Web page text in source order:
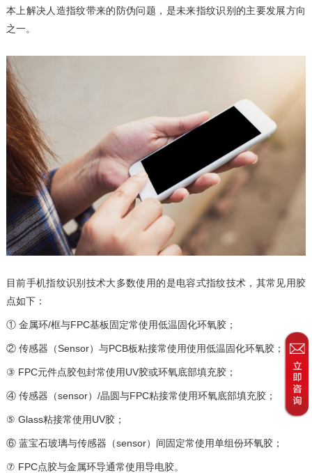
本上解决人造指纹带来的防伪问题，是未来指纹识别的主要发展方向
之一。
目前手机指纹识别技术大多数使用的是电容式指纹技术，其常见用胶
点如下：
① 金属环/框与FPC基板固定常使用低温固化环氧胶；
② 传感器（Sensor）与PCB板粘接常使用使用低温固化环氧胶；
③ FPC元件点胶包封常使用UV胶或环氧底部填充胶；
④ 传感器（sensor）/晶圆与FPC粘接常使用环氧底部填充胶；
⑤ Glass粘接常使用UV胶；
⑥ 蓝宝石玻璃与传感器（sensor）间固定常使用单组份环氧胶；
⑦ FPC点胶与金属环导通常使用导电胶。